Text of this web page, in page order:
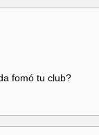
fomó tu club?